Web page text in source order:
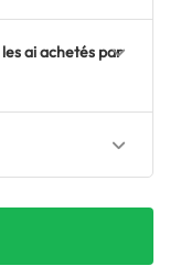
ai achetés par